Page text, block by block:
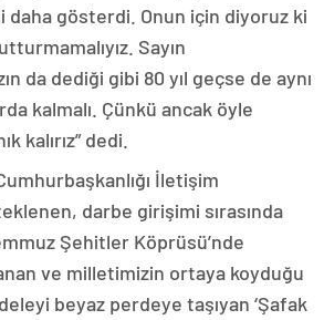
daha gösterdi. Onun için diyoruz ki
Sayın
da dediği gibi 80 yıl geçse de aynı
kalmalı. Çünkü ancak öyle
kalırız” dedi.
İletişim
darbe girişimi sırasında
Şehitler Köprüsü’nde
ve milletimizin ortaya koyduğu
beyaz perdeye taşıyan ‘Şafak